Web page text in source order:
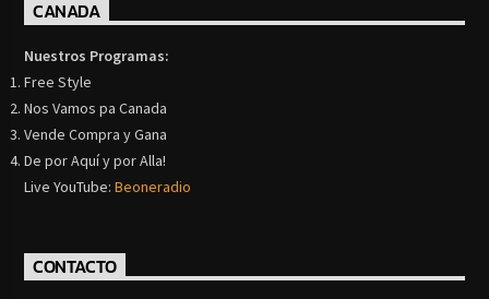
CANADA
Nuestros Programas:
Free Style
Nos Vamos pa Canada
Vende Compra y Gana
De por Aquí y por Alla!
Live YouTube:Beoneradio
CONTACTO